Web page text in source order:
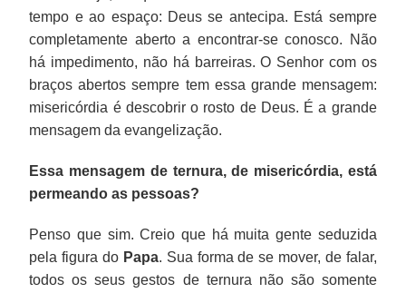
tempo e ao espaço: Deus se antecipa. Está sempre
completamente aberto a encontrar-se conosco. Não
há impedimento, não há barreiras. O Senhor com os
braços abertos sempre tem essa grande mensagem:
misericórdia é descobrir o rosto de Deus. É a grande
mensagem da evangelização.
Essa mensagem de ternura, de misericórdia, está
permeando as pessoas?
Penso que sim. Creio que há muita gente seduzida
pela figura do Papa. Sua forma de se mover, de falar,
todos os seus gestos de ternura não são somente